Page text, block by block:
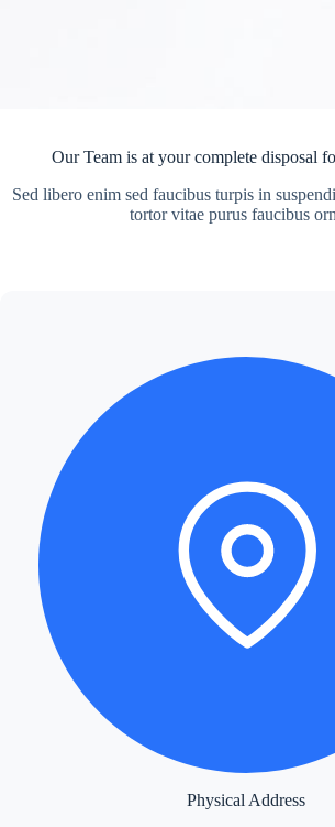
Our Team is at your complete disposal
Sed libero enim sed faucibus turpis in
tortor vitae purus faucibus
Physical Address